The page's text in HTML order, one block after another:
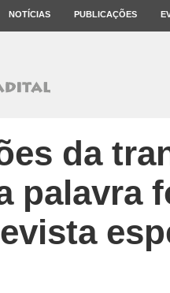
NOTÍCIAS PUBLICAÇÕES
da
palavra